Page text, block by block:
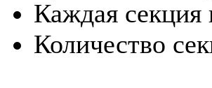
Каждая секция
Количество